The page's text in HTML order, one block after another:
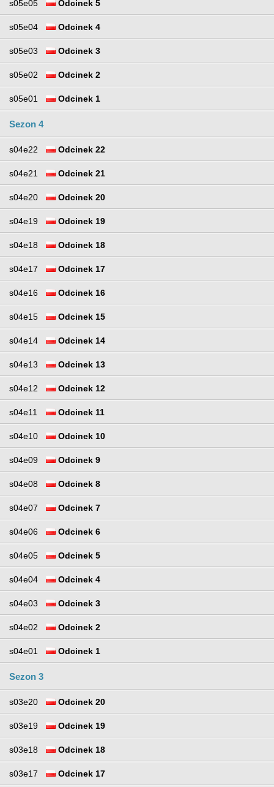
s05e05 Odcinek 5
s05e04 Odcinek 4
s05e03 Odcinek 3
s05e02 Odcinek 2
s05e01 Odcinek 1
Sezon 4
s04e22 Odcinek 22
s04e21 Odcinek 21
s04e20 Odcinek 20
s04e19 Odcinek 19
s04e18 Odcinek 18
s04e17 Odcinek 17
s04e16 Odcinek 16
s04e15 Odcinek 15
s04e14 Odcinek 14
s04e13 Odcinek 13
s04e12 Odcinek 12
s04e11 Odcinek 11
s04e10 Odcinek 10
s04e09 Odcinek 9
s04e08 Odcinek 8
s04e07 Odcinek 7
s04e06 Odcinek 6
s04e05 Odcinek 5
s04e04 Odcinek 4
s04e03 Odcinek 3
s04e02 Odcinek 2
s04e01 Odcinek 1
Sezon 3
s03e20 Odcinek 20
s03e19 Odcinek 19
s03e18 Odcinek 18
s03e17 Odcinek 17